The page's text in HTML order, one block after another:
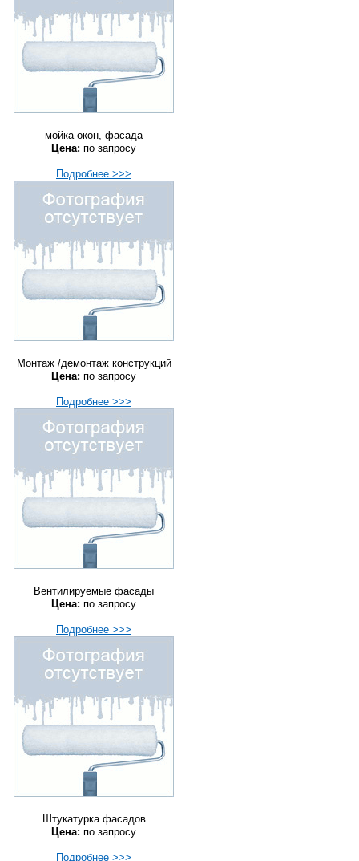
мойка окон, фасада
Цена: по запросу
Подробнее >>>
Монтаж /демонтаж конструкций
Цена: по запросу
Подробнее >>>
Вентилируемые фасады
Цена: по запросу
Подробнее >>>
Штукатурка фасадов
Цена: по запросу
Подробнее >>>